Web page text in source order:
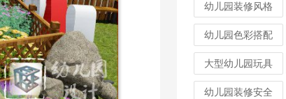
幼儿园装修风格
幼儿园色彩搭配
大型幼儿园玩具
幼儿园装修安全